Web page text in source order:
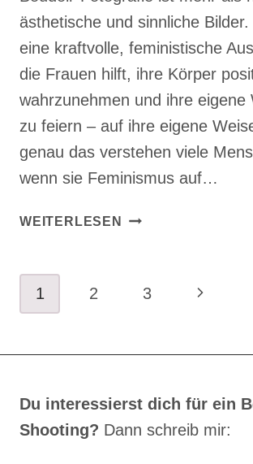
ästhetische und sinnliche
eine kraftvolle, feministische
die Frauen hilft, ihre Körper
wahrzunehmen und ihre eigene
zu feiern – auf ihre eigene
genau das verstehen viele
wenn sie Feminismus auf…
WEITERLESEN
IST
WARUM
FREIHEIT
1 2 3 Nächste
Du interessierst dich für ein
Shooting? Dann schreib mir: